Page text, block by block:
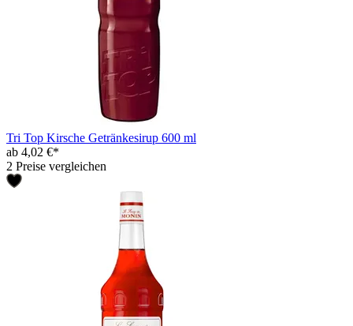
Tri Top Kirsche Getränkesirup 600 ml
ab 4,02 €*
2 Preise vergleichen